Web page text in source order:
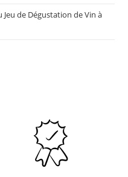
de Dégustation de Vin à